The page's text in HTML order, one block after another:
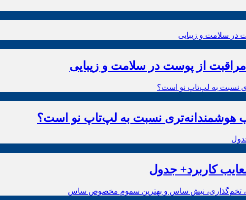
از پوست در سلامت و زیبایی
هوشمندانه‌تری نسبت به لپ‌تاپ نو است؟